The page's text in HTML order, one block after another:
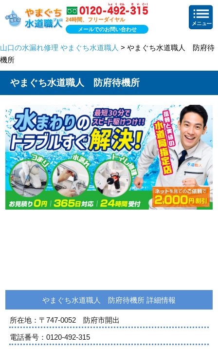
24時間、フリーダイヤル
メールでのお問い合わせ
山口の水漏れ修理 やまぐち水道職人 > やまぐち水道職人 防府待
機所
やまぐち水道職人 防府待機所
やまぐち水道職人 防府待機所 詳細情報
所在地： 〒747-0052 防府市開出
電話番号： 0120-492-315